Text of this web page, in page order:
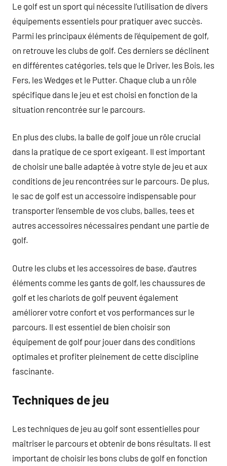
Le golf est un sport qui nécessite l’utilisation de divers
équipements essentiels pour pratiquer avec succès.
Parmi les principaux éléments de l’équipement de golf,
on retrouve les clubs de golf. Ces derniers se déclinent
en différentes catégories, tels que le Driver, les Bois, les
Fers, les Wedges et le Putter. Chaque club a un rôle
spécifique dans le jeu et est choisi en fonction de la
situation rencontrée sur le parcours.
En plus des clubs, la balle de golf joue un rôle crucial
dans la pratique de ce sport exigeant. Il est important
de choisir une balle adaptée à votre style de jeu et aux
conditions de jeu rencontrées sur le parcours. De plus,
le sac de golf est un accessoire indispensable pour
transporter l’ensemble de vos clubs, balles, tees et
autres accessoires nécessaires pendant une partie de
golf.
Outre les clubs et les accessoires de base, d’autres
éléments comme les gants de golf, les chaussures de
golf et les chariots de golf peuvent également
améliorer votre confort et vos performances sur le
parcours. Il est essentiel de bien choisir son
équipement de golf pour jouer dans des conditions
optimales et profiter pleinement de cette discipline
fascinante.
Techniques de jeu
Les techniques de jeu au golf sont essentielles pour
maîtriser le parcours et obtenir de bons résultats. Il est
important de choisir les bons clubs de golf en fonction